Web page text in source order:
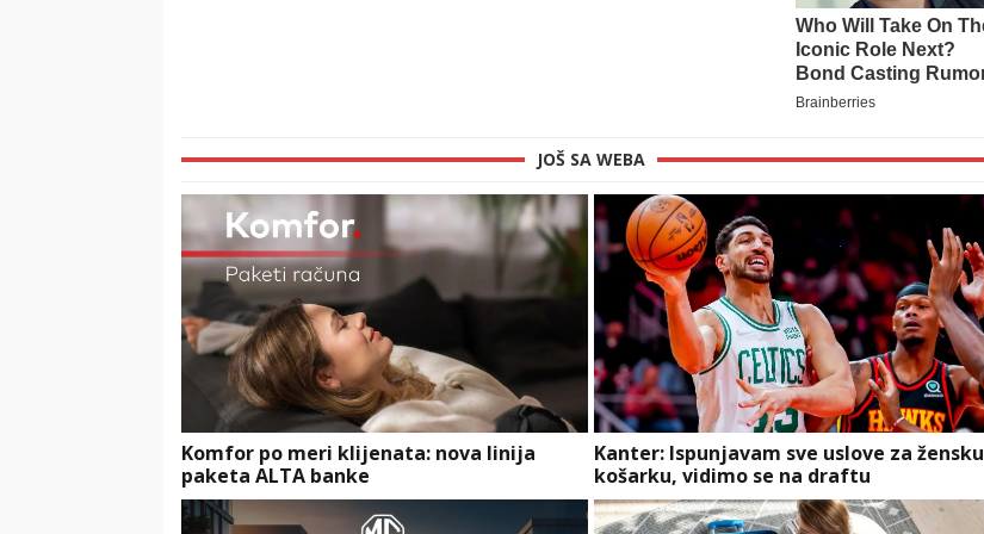
JOŠ SA WEBA
Komfor po meri klijenata: nova linija
paketa ALTA banke
Kanter: Ispunjavam sve uslove za žensku
košarku, vidimo se na draftu